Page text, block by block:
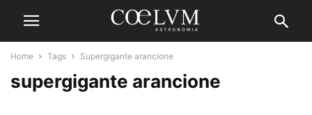
Home Tags Supergigante arancione
supergigante arancione